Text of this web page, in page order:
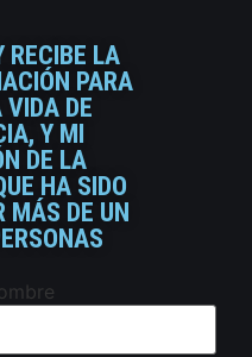
RECIBE LA
PARA
VIDA DE
Y MI
DE LA
HA SIDO
MÁS DE UN